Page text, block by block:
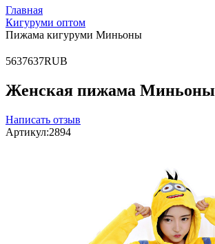
Главная
Кигуруми оптом
Пижама кигуруми Миньоны
5637637RUB
Женская пижама Миньоны
Написать отзыв
Артикул:2894